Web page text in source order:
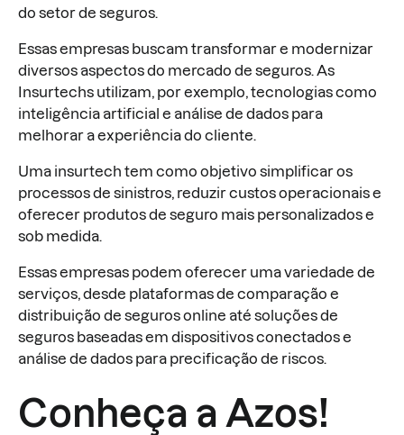
do setor de seguros.
Essas empresas buscam transformar e modernizar
diversos aspectos do mercado de seguros. As
Insurtechs utilizam, por exemplo, tecnologias como
inteligência artificial e análise de dados para
melhorar a experiência do cliente.
Uma insurtech tem como objetivo simplificar os
processos de sinistros, reduzir custos operacionais e
oferecer produtos de seguro mais personalizados e
sob medida.
Essas empresas podem oferecer uma variedade de
serviços, desde plataformas de comparação e
distribuição de seguros online até soluções de
seguros baseadas em dispositivos conectados e
análise de dados para precificação de riscos.
Conheça a Azos!